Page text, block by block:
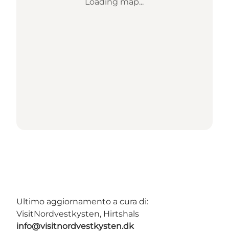
Loading map...
Ultimo aggiornamento a cura di:
VisitNordvestkysten, Hirtshals
info@visitnordvestkysten.dk